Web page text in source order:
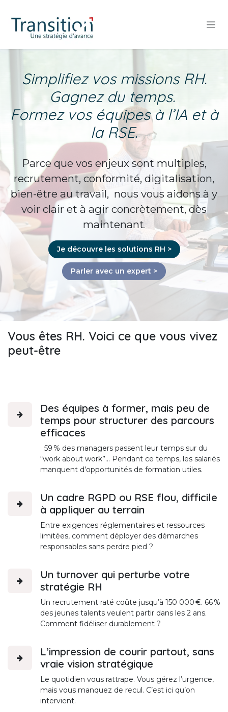
Simplifiez vos missions RH.
Gagnez du temps.
Formez vos équipes à l’IA et à
la RSE.
Parce que vos enjeux sont multiples,
recrutement, conformité, digitalisation,
bien-être au travail, no​us vous aidons à y
voir clair et à agir concrètement, dès
maintenant.
Je découvre les solutions RH >
Parler avec un expert >
Vous êtes RH. Voici ce que vous vivez
peut-être
Des équipes à former, mais peu de
temps pour structurer des parcours
efficaces
59 % des managers passent leur temps sur du
“work about work”... Pendant ce temps, les salariés
manquent d’opportunités de formation utiles.
Un cadre RGPD ou RSE flou, difficile
à appliquer au terrain
Entre exigences réglementaires et ressources
limitées, comment déployer des démarches
responsables sans perdre pied ?
Un turnover qui perturbe votre
stratégie RH
Un recrutement raté coûte jusqu’à 150 000 €. 66 %
des jeunes talents veulent partir dans les 2 ans.
Comment fidéliser durablement ?
L’impression de courir partout, sans
vraie vision stratégique
Le quotidien vous rattrape. Vous gérez l’urgence,
mais vous manquez de recul. C’est ici qu’on
intervient.